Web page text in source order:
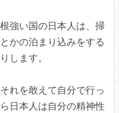
根強い国の日本人は、掃
かの泊まり込みをする
します。
それを敢えて自分で行っ
日本人は自分の精神性